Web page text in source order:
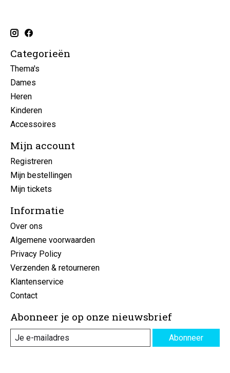
Categorieën
Thema's
Dames
Heren
Kinderen
Accessoires
Mijn account
Registreren
Mijn bestellingen
Mijn tickets
Informatie
Over ons
Algemene voorwaarden
Privacy Policy
Verzenden & retourneren
Klantenservice
Contact
Abonneer je op onze nieuwsbrief
Abonneer